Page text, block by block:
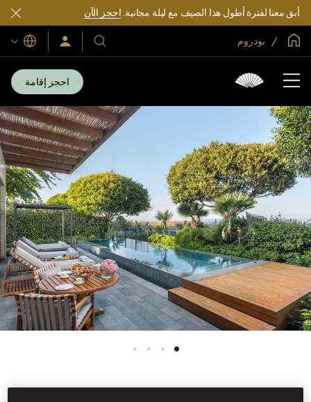
أبق معنا لفترة أطول هذا الصيف مع ليلة مجانية.احجز الآن
الصفحة الرئيسية العالمية
بودروم
فنادقنا
ومنتجعاتنا
سجّل
الدخول/
اللغات
احجز إقامة